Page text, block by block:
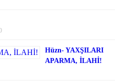
Hüzn- YAXŞILARI
APARMA, İLAHİ!